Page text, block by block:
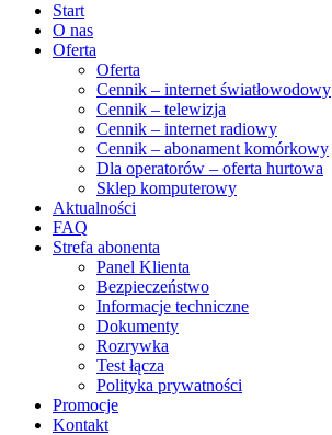
Start
O nas
Oferta
Oferta
Cennik – internet światłowodowy
Cennik – telewizja
Cennik – internet radiowy
Cennik – abonament komórkowy
Dla operatorów – oferta hurtowa
Sklep komputerowy
Aktualności
FAQ
Strefa abonenta
Panel Klienta
Bezpieczeństwo
Informacje techniczne
Dokumenty
Rozrywka
Test łącza
Polityka prywatności
Promocje
Kontakt